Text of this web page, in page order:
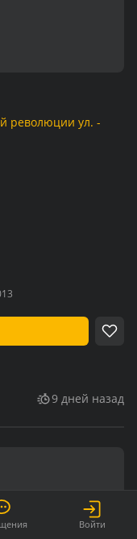
революции ул. -
9 дней назад
Войти